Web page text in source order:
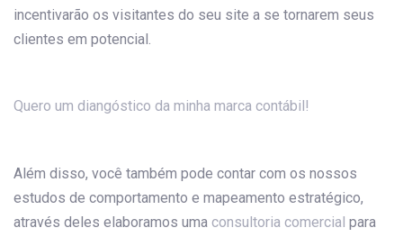
incentivarão os visitantes do seu site a se tornarem seus
clientes em potencial.
Quero um diangóstico da minha marca contábil!
Além disso, você também pode contar com os nossos
estudos de comportamento e mapeamento estratégico,
através deles elaboramos uma consultoria comercial para